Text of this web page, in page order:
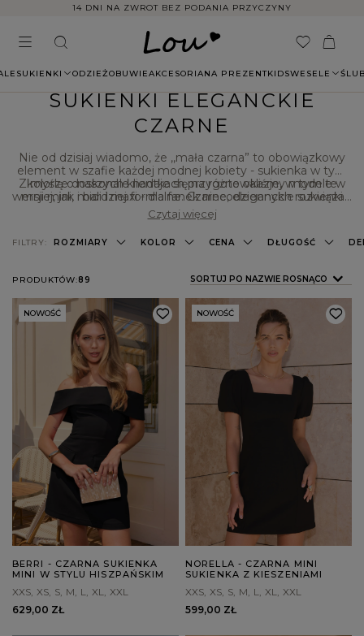
14 DNI NA ZWROT BEZ PODANIA PRZYCZYNY
SUKIENKI ODZIEŻOBUWIEAKCESORIANA PREZENTKIDSWESELE
SUKIENKI ELEGANCKIE
CZARNE
Nie od dzisiaj wiadomo, że ,,mała czarna” to obowiązkowy
element w szafie każdej modnej kobiety - sukienka w tym
kolorze doskonale nadaje się na różne okazje, w tym te
mniej, jak i bardziej formalne. Czarne, eleganckie sukienki
znajdziesz również w kolekcji polskiej marki odzieżowej Lou!
Z myślą o naszych klientkach przygotowaliśmy modele w
wersji mini, midi i maxi - dla fanek niecodziennych rozwiązań
mamy też czarne komplety będące ciekawą alternatywą
dla ,,małej czarnej”. Odwiedź nasz sklep internetowy i
przekonaj się sama, co jeszcze dla Ciebie przygotowaliśmy!
Czytaj więcej
PRODUKTÓW:89 ZMIEŃ SORTOWANIE
SORTUJ PO NAZWIE ROSNĄCO
FILTRY: ROZMIARY KOLOR CENA DŁUGOŚĆ
NOWOŚĆ
BERRI - CZARNA SUKIENKA
MINI W STYLU HISZPAŃSKIM
XXS XS S M L XL XXL
629,00 ZŁ
NOWOŚĆ
NORELLA - CZARNA MINI
SUKIENKA Z KIESZENIAMI
XXS XS S M L XL XXL
599,00 ZŁ